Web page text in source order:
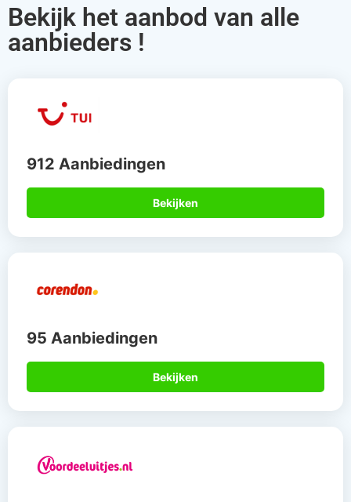
Bekijk het aanbod van alle
aanbieders !
912 Aanbiedingen
Bekijken
95 Aanbiedingen
Bekijken